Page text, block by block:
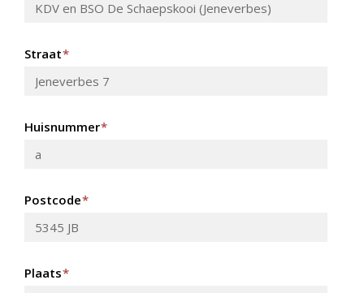
Straat*
Huisnummer*
Postcode*
Plaats*